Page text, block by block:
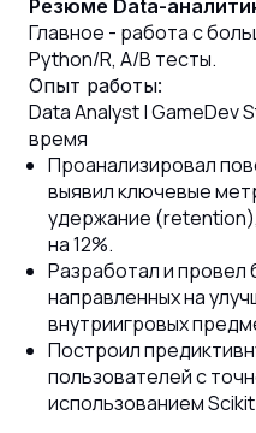
Резюме Data-
Главное - работа с
Python/R, A/B тесты.
Опыт работы:
Data Analyst | GameDev
время
Проанализировал
выявил ключевые
удержание
на 12%.
Разработал и провел
направленных на
внутриигровых
Построил
пользователей с
использованием